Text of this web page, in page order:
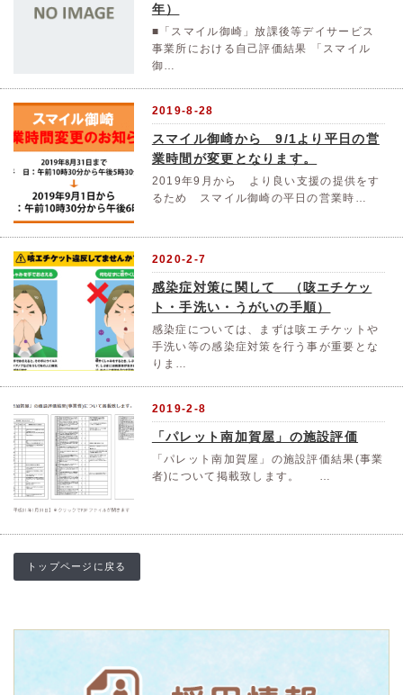
年）
■「スマイル御崎」放課後等デイサービス
事業所における自己評価結果 「スマイル
御…
2019-8-28
スマイル御崎から 9/1より平日の営
業時間が変更となります。
2019年9月から より良い支援の提供をす
るため スマイル御崎の平日の営業時…
2020-2-7
感染症対策に関して （咳エチケッ
ト・手洗い・うがいの手順）
感染症については、まずは咳エチケットや
手洗い等の感染症対策を行う事が重要とな
りま…
2019-2-8
「パレット南加賀屋」の施設評価
「パレット南加賀屋」の施設評価結果(事業
者)について掲載致します。 …
トップページに戻る